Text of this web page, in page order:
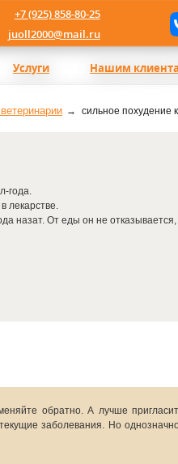
+7 (925) 858-80-25
juoll2000@mail.ru
Услуги Нашим
сильное похудение
года.
лекарстве.
назат. От еды он не отказывается,
обратно. А лучше
заболевания. Но